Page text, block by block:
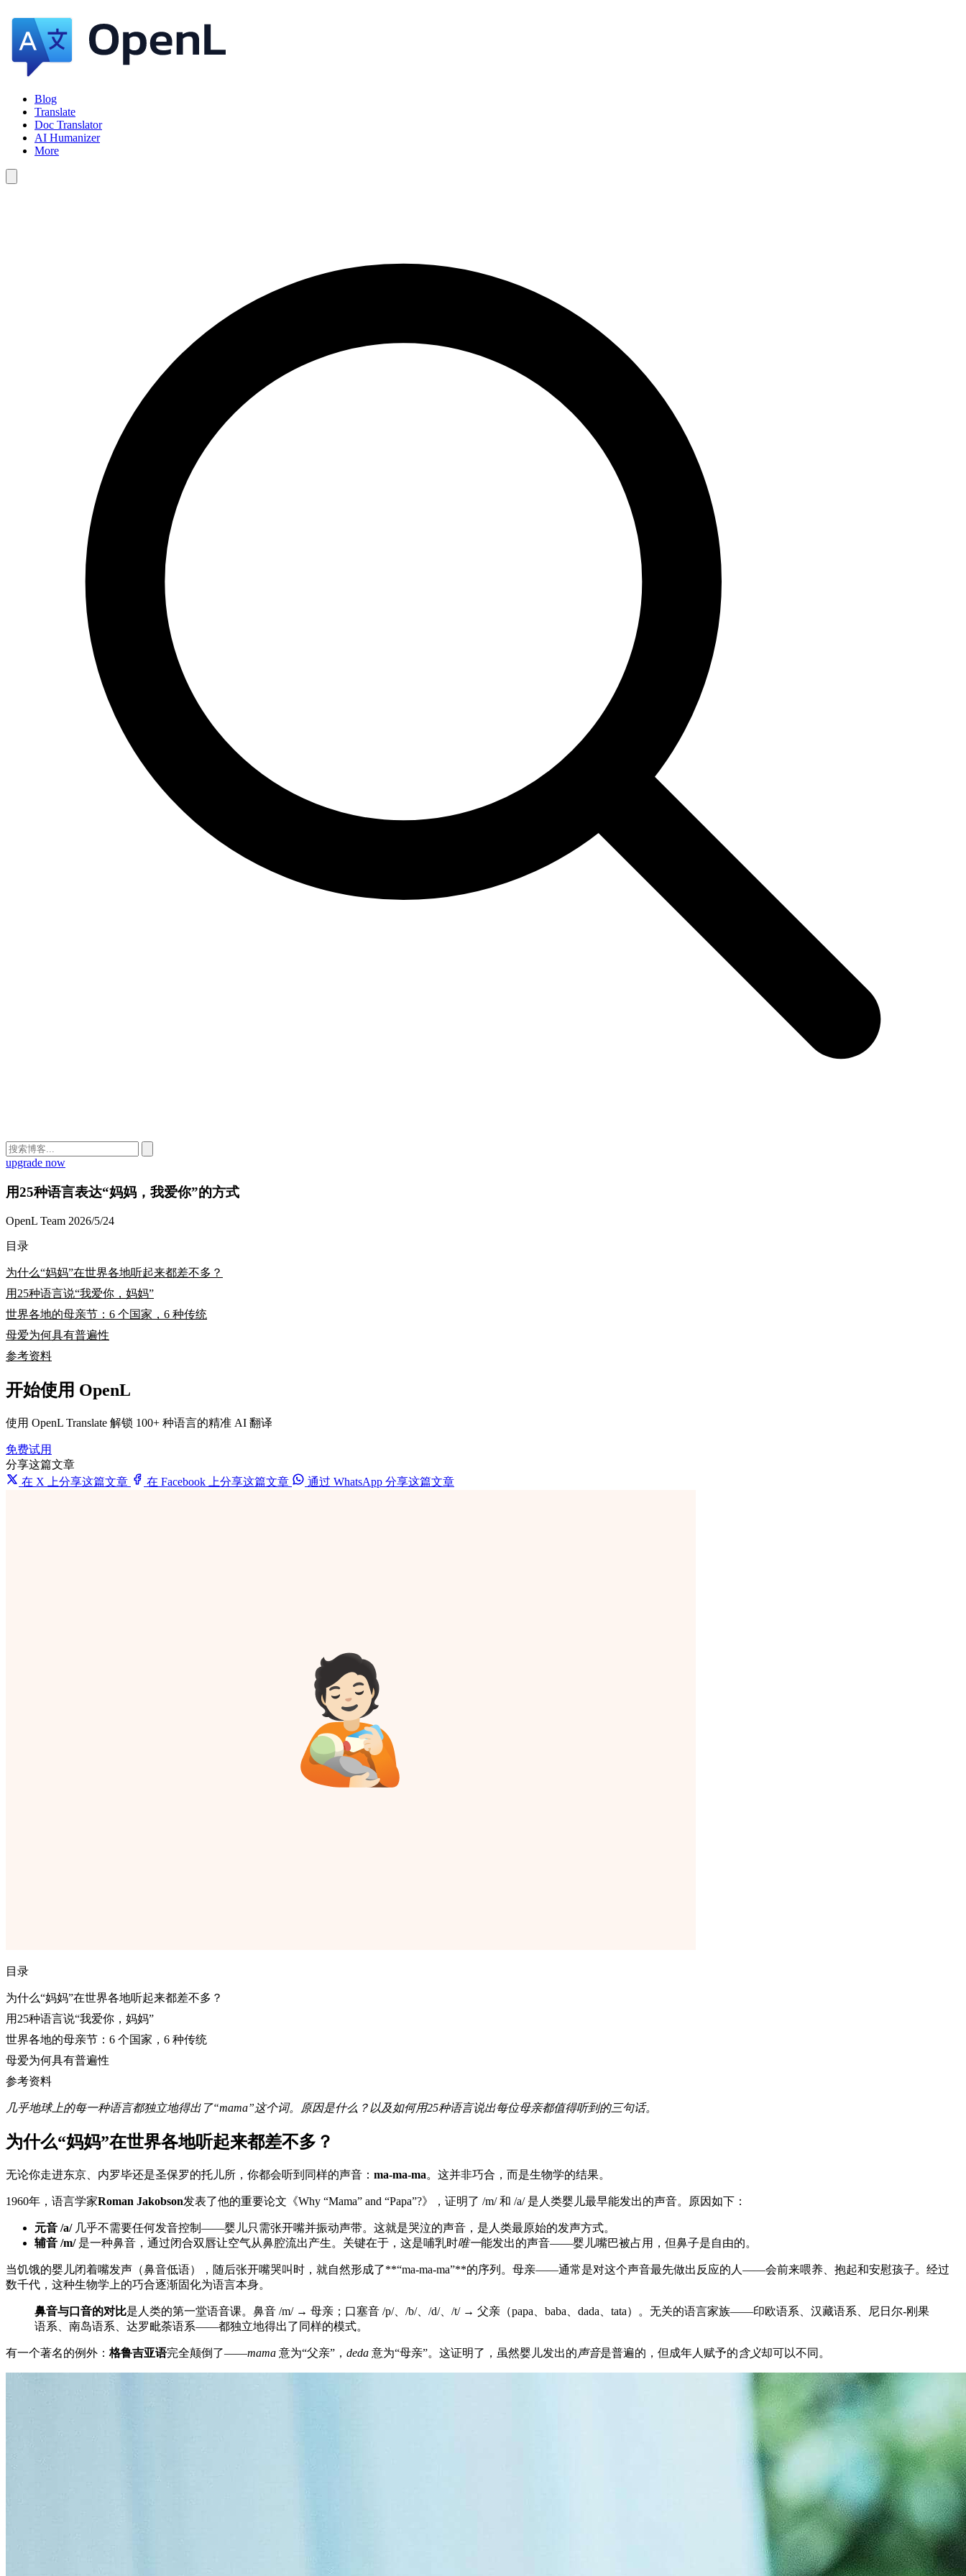
Blog
Translate
Doc Translator
AI Humanizer
More
upgrade now
用25种语言表达“妈妈，我爱你”的方式
OpenL Team 2026/5/24
目录
为什么“妈妈”在世界各地听起来都差不多？
用25种语言说“我爱你，妈妈”
世界各地的母亲节：6 个国家，6 种传统
母爱为何具有普遍性
参考资料
开始使用 OpenL
使用 OpenL Translate 解锁 100+ 种语言的精准 AI 翻译
免费试用
分享这篇文章
在 X 上分享这篇文章
在 Facebook 上分享这篇文章 通过 WhatsApp 分享这篇文章
目录
为什么“妈妈”在世界各地听起来都差不多？
用25种语言说“我爱你，妈妈”
世界各地的母亲节：6 个国家，6 种传统
母爱为何具有普遍性
参考资料
几乎地球上的每一种语言都独立地得出了“mama”这个词。原因是什么？以及如何用25种语言说出每位母亲都值得听到的三句话。
为什么“妈妈”在世界各地听起来都差不多？
无论你走进东京、内罗毕还是圣保罗的托儿所，你都会听到同样的声音： ma-ma-ma。这并非巧合，而是生物学的结果。
1960年，语言学家Roman Jakobson发表了他的重要论文《Why “Mama” and “Papa”?》，证明了 /m/ 和 /a/ 是人类婴儿最早能发出的声音。原因如下：
元音 /a/几乎不需要任何发音控制——婴儿只需张开嘴并振动声带。这就是哭泣的声音，是人类最原始的发声方式。
辅音 /m/是一种鼻音，通过闭合双唇让空气从鼻腔流出产生。关键在于，这是哺乳时唯一能发出的声音——婴儿嘴巴被占用，但鼻子是自由的。
当饥饿的婴儿闭着嘴发声（鼻音低语），随后张开嘴哭叫时，就自然形成了**“ma-ma-ma”**的序列。母亲——通常是对这个声音最先做出反应的人——会前来喂养、抱起和安慰孩子。经过
数千代，这种生物学上的巧合逐渐固化为语言本身。
鼻音与口音的对比是人类的第一堂语音课。鼻音 /m/ → 母亲；口塞音 /p/、/b/、/d/、/t/ → 父亲（papa、baba、dada、tata）。无关的语言家族——印欧语系、汉藏语系、尼日尔-刚果
语系、南岛语系、达罗毗荼语系——都独立地得出了同样的模式。
有一个著名的例外： 格鲁吉亚语完全颠倒了——mama 意为“父亲”， deda 意为“母亲”。这证明了，虽然婴儿发出的声音是普遍的，但成年人赋予的含义却可以不同。